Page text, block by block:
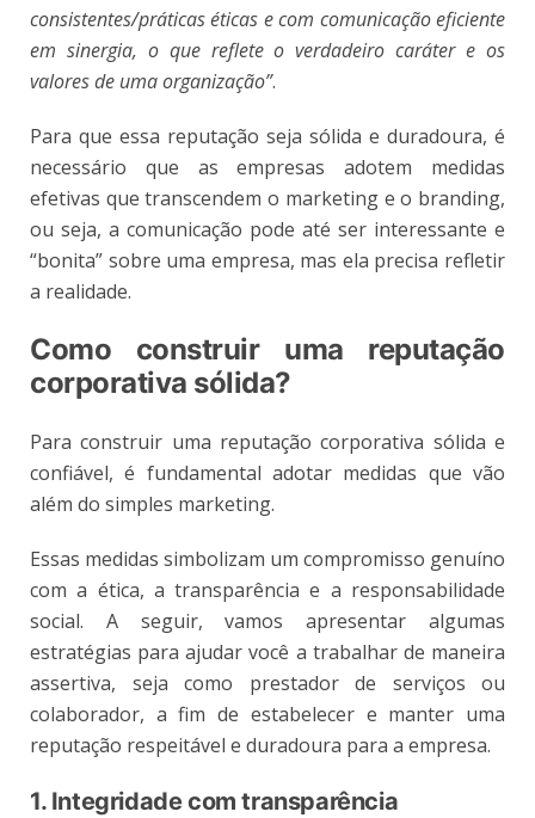
consistentes/práticas éticas e com comunicação eficiente
em sinergia, o que reflete o verdadeiro caráter e os
valores de uma organização”.
Para que essa reputação seja sólida e duradoura, é
necessário que as empresas adotem medidas
efetivas que transcendem o marketing e o branding,
ou seja, a comunicação pode até ser interessante e
“bonita” sobre uma empresa, mas ela precisa refletir
a realidade.
Como construir uma reputação
corporativa sólida?
Para construir uma reputação corporativa sólida e
confiável, é fundamental adotar medidas que vão
além do simples marketing.
Essas medidas simbolizam um compromisso genuíno
com a ética, a transparência e a responsabilidade
social. A seguir, vamos apresentar algumas
estratégias para ajudar você a trabalhar de maneira
assertiva, seja como prestador de serviços ou
colaborador, a fim de estabelecer e manter uma
reputação respeitável e duradoura para a empresa.
1. Integridade com transparência